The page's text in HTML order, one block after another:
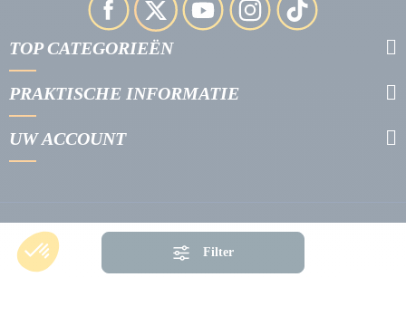
Filter
TOP CATEGORIEËN
PRAKTISCHE INFORMATIE
UW ACCOUNT